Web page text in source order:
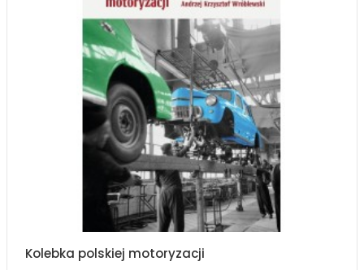
Kolebka polskiej motoryzacji